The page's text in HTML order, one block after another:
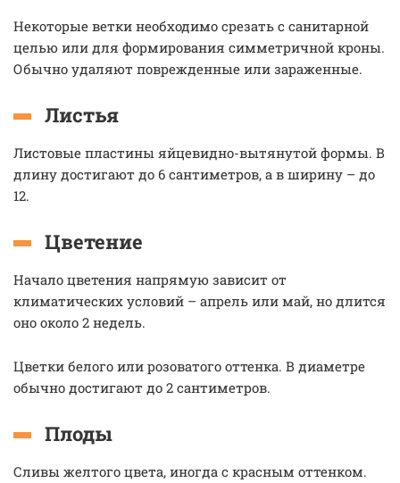
Некоторые ветки необходимо срезать с санитарной
целью или для формирования симметричной кроны.
Обычно удаляют поврежденные или зараженные.
Листья
Листовые пластины яйцевидно-вытянутой формы. В
длину достигают до 6 сантиметров, а в ширину – до
12.
Цветение
Начало цветения напрямую зависит от
климатических условий – апрель или май, но длится
оно около 2 недель.
Цветки белого или розоватого оттенка. В диаметре
обычно достигают до 2 сантиметров.
Плоды
Сливы желтого цвета, иногда с красным оттенком.